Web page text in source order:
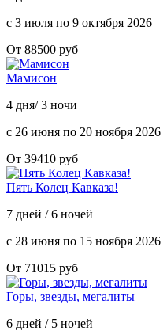
с 3 июля по 9 октября 2026
От 88500 руб
Мамисон
4 дня/ 3 ночи
с 26 июня по 20 ноября 2026
От 39410 руб
Пять Колец Кавказа!
7 дней / 6 ночей
с 28 июня по 15 ноября 2026
От 71015 руб
Горы, звезды, мегалиты
6 дней / 5 ночей